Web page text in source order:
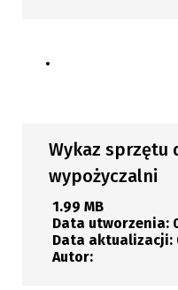
Wykaz sprzętu
wypożyczalni
1.99 MB
Data utworzenia:
Data aktualizacji:
Autor: